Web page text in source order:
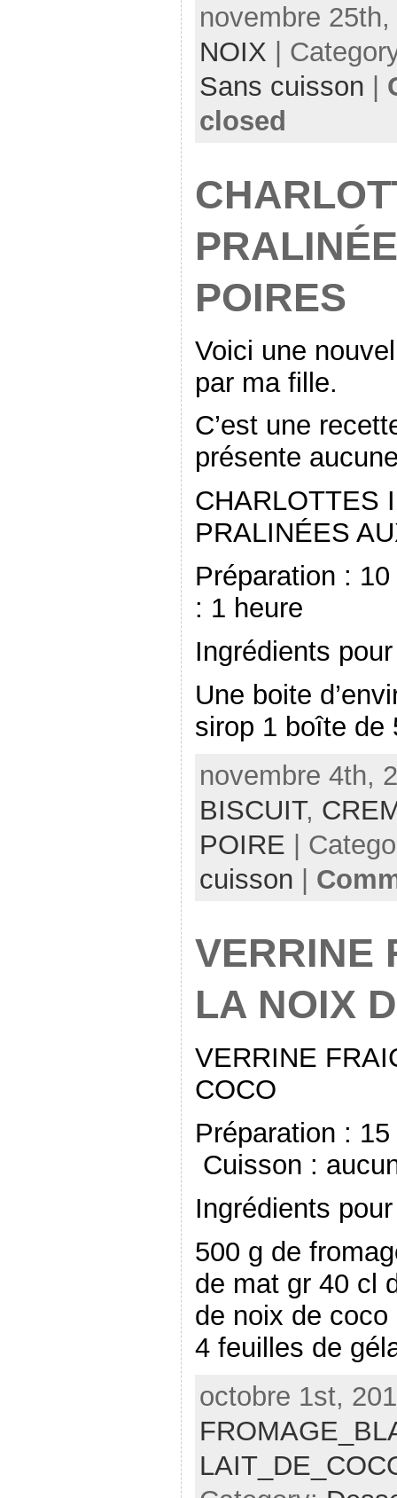
novembre
NOIX |
Sans cuisson
closed
POIRES
Voici une
par ma fille.
C’est une
présente
CHARLOTTES
PRALINÉES
Préparation :
: 1 heure
Ingrédients
Une boite
sirop 1 boîte
novembre 4th,
BISCUIT,
POIRE |
cuisson
VERRINE
LA NOIX
VERRINE
COCO
Préparation
Cuisson :
Ingrédients
500 g de
de mat gr 40 cl
de noix de
4 feuilles de
octobre 1st,